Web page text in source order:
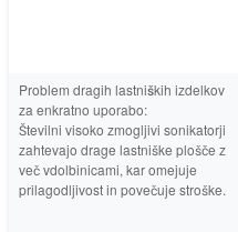
Problem dragih lastniških izdelkov
za enkratno uporabo:
Številni visoko zmogljivi sonikatorji
zahtevajo drage lastniške plošče z
več vdolbinicami, kar omejuje
prilagodljivost in povečuje stroške.